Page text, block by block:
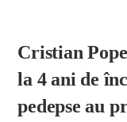
Cristian
la 4 ani de
pedepse au